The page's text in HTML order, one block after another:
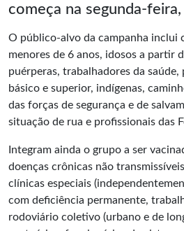
começa na segunda-
O público-alvo da campanha inclui
menores de 6 anos, idosos a partir
puérperas, trabalhadores da
básico e superior, indígenas,
das forças de segurança e de
situação de rua e profissionais das
Integram ainda o grupo a ser
doenças crônicas não
clínicas especiais
com deficiência permanente,
rodoviário coletivo (urbano e de